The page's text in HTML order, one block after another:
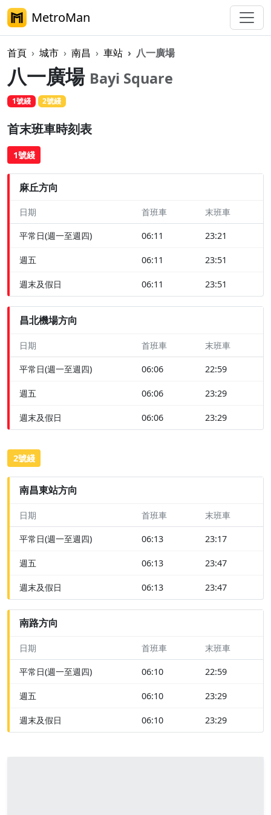
MetroMan
首頁 城市 南昌 車站 八一廣場
八一廣場 Bayi Square
1號綫 2號綫
首末班車時刻表
1號綫
麻丘方向
日期 首班車 末班車
平常日(週一至週四) 06:11 23:21
週五 06:11 23:51
週末及假日 06:11 23:51
昌北機場方向
日期 首班車 末班車
平常日(週一至週四) 06:06 22:59
週五 06:06 23:29
週末及假日 06:06 23:29
2號綫
南昌東站方向
日期 首班車 末班車
平常日(週一至週四) 06:13 23:17
週五 06:13 23:47
週末及假日 06:13 23:47
南路方向
日期 首班車 末班車
平常日(週一至週四) 06:10 22:59
週五 06:10 23:29
週末及假日 06:10 23:29